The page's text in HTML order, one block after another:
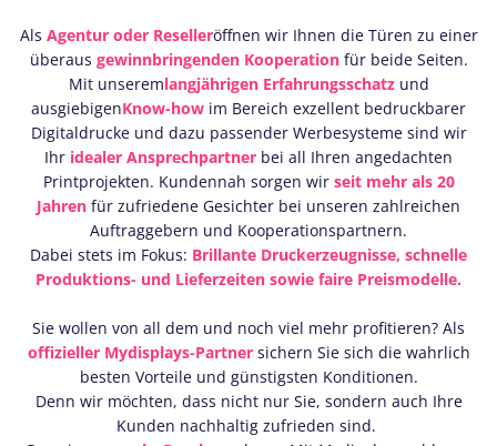
Als Agentur oder Reselleröffnen wir Ihnen die Türen zu einer
überaus gewinnbringenden Kooperationfür beide Seiten.
Mit unseremlangjährigen Erfahrungsschatzund
ausgiebigenKnow-how im Bereich exzellent bedruckbarer
Digitaldrucke und dazu passender Werbesysteme sind wir
Ihr idealer Ansprechpartner bei all Ihren angedachten
Printprojekten. Kundennah sorgen wir seit mehr als 20
Jahren für zufriedene Gesichter bei unseren zahlreichen
Auftraggebern und Kooperationspartnern.
Dabei stets im Fokus: Brillante Druckerzeugnisse, schnelle
Produktions- und Lieferzeiten sowie faire Preismodelle.
Sie wollen von all dem und noch viel mehr profitieren? Als
offizieller Mydisplays-Partner sichern Sie sich die wahrlich
besten Vorteile und günstigsten Konditionen.
Denn wir möchten, dass nicht nur Sie, sondern auch Ihre
Kunden nachhaltig zufrieden sind.